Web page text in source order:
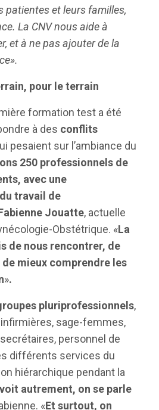
patientes et leurs familles,
La CNV nous aide à
et à ne pas ajouter de la
pour le terrain
formation test a été
à des conflits
pesaient sur l’ambiance du
250 professionnels de
avec une
travail de
Jouatte, actuelle
Obstétrique. «La
de nous rencontrer, de
mieux comprendre les
».
pluriprofessionnels,
sage-femmes,
personnel de
différents services du
hiérarchique pendant la
autrement, on se parle
«Et surtout, on